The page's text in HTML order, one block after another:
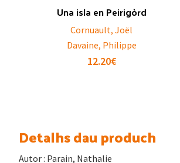
Una isla en Peirigòrd
Cornuault, Joël
Davaine, Philippe
12.20€
Detalhs dau produch
Autor : Parain, Nathalie